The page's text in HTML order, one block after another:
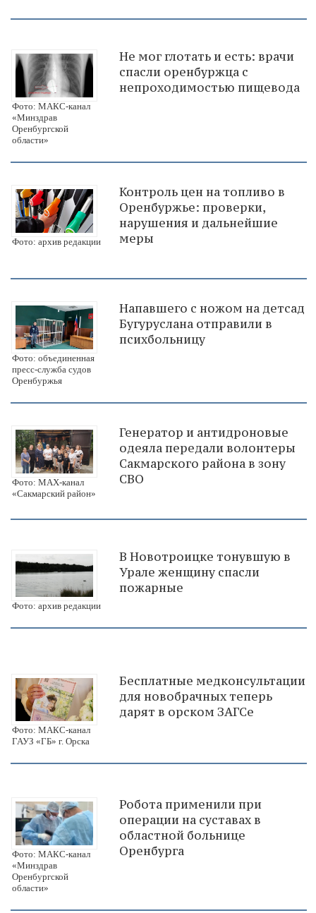
Фото: МАКС-канал
«Минздрав
Оренбургской
области»
Не мог глотать и есть: врачи
спасли оренбуржца с
непроходимостью пищевода
Фото: архив редакции
Контроль цен на топливо в
Оренбуржье: проверки,
нарушения и дальнейшие
меры
Фото: объединенная
пресс-служба судов
Оренбуржья
Напавшего с ножом на детсад
Бугуруслана отправили в
психбольницу
Фото: МАХ-канал
«Сакмарский район»
Генератор и антидроновые
одеяла передали волонтеры
Сакмарского района в зону
СВО
Фото: архив редакции
В Новотроицке тонувшую в
Урале женщину спасли
пожарные
Фото: МАКС-канал
ГАУЗ «ГБ» г. Орска
Бесплатные медконсультации
для новобрачных теперь
дарят в орском ЗАГСе
Фото: МАКС-канал
«Минздрав
Оренбургской
области»
Робота применили при
операции на суставах в
областной больнице
Оренбурга